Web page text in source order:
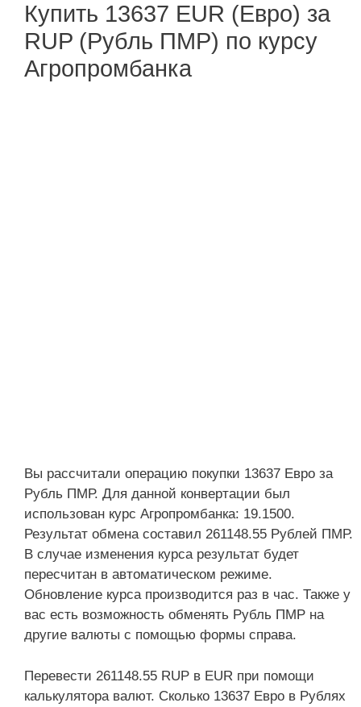
Купить 13637 EUR (Евро) за
RUP (Рубль ПМР) по курсу
Агропромбанка
Вы рассчитали операцию покупки 13637 Евро за
Рубль ПМР. Для данной конвертации был
использован курс Агропромбанка: 19.1500.
Результат обмена составил 261148.55 Рублей ПМР.
В случае изменения курса результат будет
пересчитан в автоматическом режиме.
Обновление курса производится раз в час. Также у
вас есть возможность обменять Рубль ПМР на
другие валюты с помощью формы справа.
Перевести 261148.55 RUP в EUR при помощи
калькулятора валют. Сколько 13637 Евро в Рублях